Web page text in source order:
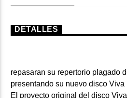
DETALLES
repasaran su repertorio plagado
presentando su nuevo disco Viva
El proyecto original del disco